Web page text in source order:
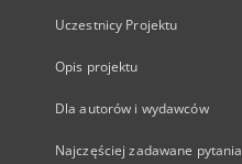
Uczestnicy Projektu
Opis projektu
Dla autorów i wydawców
Najczęściej zadawane pytania